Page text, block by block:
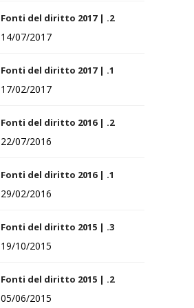
Fonti del diritto 2017 | .2
14/07/2017
Fonti del diritto 2017 | .1
17/02/2017
Fonti del diritto 2016 | .2
22/07/2016
Fonti del diritto 2016 | .1
29/02/2016
Fonti del diritto 2015 | .3
19/10/2015
Fonti del diritto 2015 | .2
05/06/2015